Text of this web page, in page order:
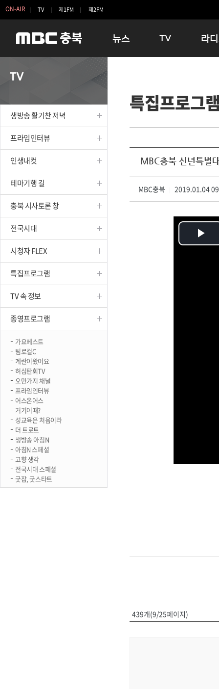
ON-AIR TV 제1FM 제2FM
뉴스
보은
옥천
TV
인생내컷
테마기행 길
시청자 FLEX
특집프로그램
종영프로그램
라
16:00 완
우리 고
TV
생방송 활기찬 저녁
프라임인터뷰
인생내컷
테마기행 길
충북 시사토론 창
전국시대
시청자 FLEX
특집프로그램
TV 속 정보
종영프로그램
가요베스트
팀로컬C
계란이왔어요
허심탄회TV
오만가지 채널
프라임인터뷰
어스온어스
거기어때?
성교육은 처음이라
더 트로트
생방송 아침N
아침N 스페셜
고향 생각
전국시대 스페셜
굿잡, 굿스타트
특집프로그
MBC충북 신년특별
MBC충북 2019.01.04
439개(9/25페이지)